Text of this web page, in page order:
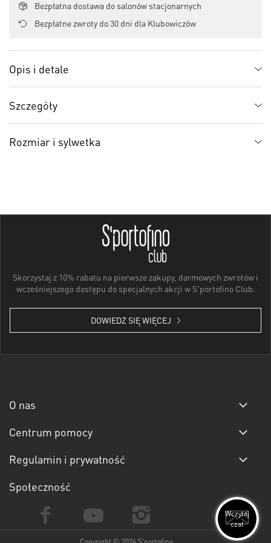
Bezpłatna dostawa do salonów stacjonarnych
Bezpłatne zwroty do 30 dni dla Klubowiczów
Opis i detale
Szczegóły
Rozmiar i sylwetka
Skorzystaj z 10% rabatu na pierwsze zakupy, darmowych zwrotów i
wcześniejszego dostępu do specjalnych akcji w S'portofino Club.
DOWIEDZ SIĘ WIĘCEJ
O nas
Centrum pomocy
Regulamin i prywatność
Społeczność
Wczytaj
czat